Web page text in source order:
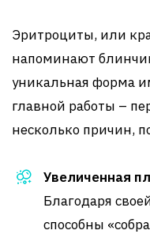
Эритроциты, или
напоминают
уникальная форма
главной работы –
несколько причин,
Увеличенная
Благодаря
способны